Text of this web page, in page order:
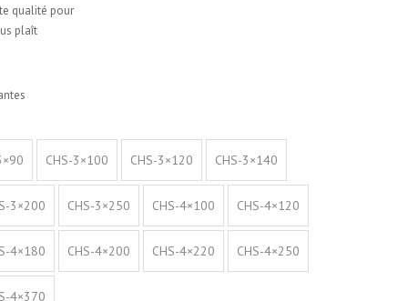
qualité pour
plaît
CHS-3×100 CHS-3×120 CHS-3×140
3×200 CHS-3×250 CHS-4×100 CHS-4×120
4×180 CHS-4×200 CHS-4×220 CHS-4×250
4×370